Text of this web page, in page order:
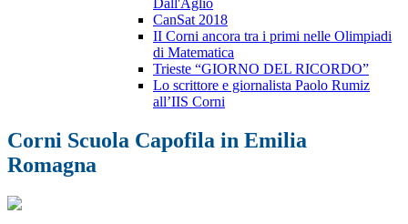
Dall'Aglio
CanSat 2018
II Corni ancora tra i primi nelle Olimpiadi
di Matematica
Trieste “GIORNO DEL RICORDO”
Lo scrittore e giornalista Paolo Rumiz
all’IIS Corni
Corni Scuola Capofila in Emilia
Romagna